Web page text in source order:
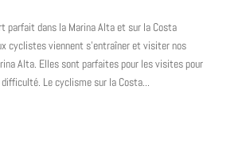
parfait dans la Marina Alta et sur la Costa
cyclistes viennent s’entraîner et visiter nos
Alta. Elles sont parfaites pour les visites pour
Le cyclisme sur la Costa...